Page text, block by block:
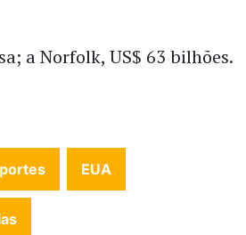
a Norfolk, US$ 63 bilhões.
EUA